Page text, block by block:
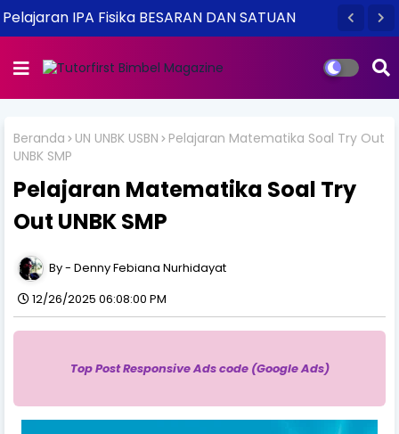
Pelajaran IPA Fisika BESARAN DAN SATUAN
Beranda UN UNBK USBN
Pelajaran Matematika Soal Try Out
UNBK SMP
Pelajaran Matematika Soal Try
Out UNBK SMP
Denny Febiana Nurhidayat
12/26/2025 06:08:00 PM
Top Post Responsive Ads code (Google Ads)